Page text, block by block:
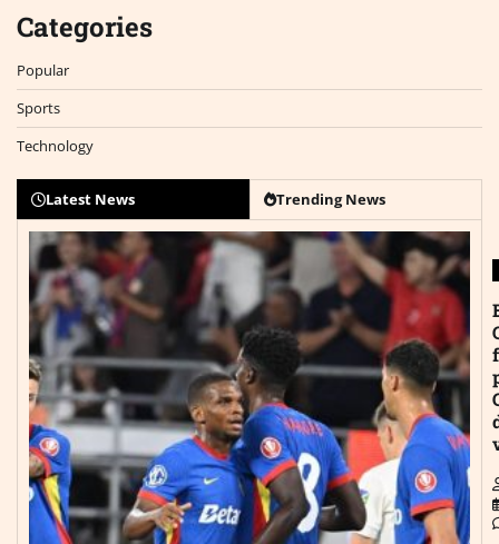
Categories
Popular
Sports
Technology
Latest News Trending News